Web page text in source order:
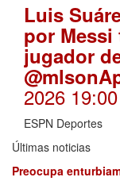
Luis
por
jugador
2026 19:00
ESPN Deportes
Últimas noticias
Preocupa